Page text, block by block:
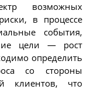
возможных
в процессе
события,
цели — рост
определить
со стороны
клиентов, что